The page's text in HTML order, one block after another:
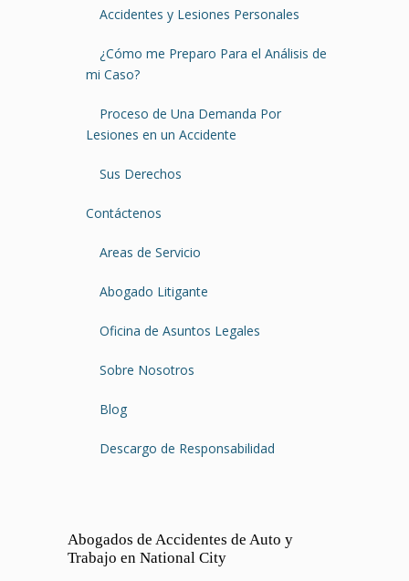
Accidentes y Lesiones Personales
¿Cómo me Preparo Para el Análisis de
mi Caso?
Proceso de Una Demanda Por
Lesiones en un Accidente
Sus Derechos
Contáctenos
Areas de Servicio
Abogado Litigante
Oficina de Asuntos Legales
Sobre Nosotros
Blog
Descargo de Responsabilidad
Abogados de Accidentes de Auto y
Trabajo en National City